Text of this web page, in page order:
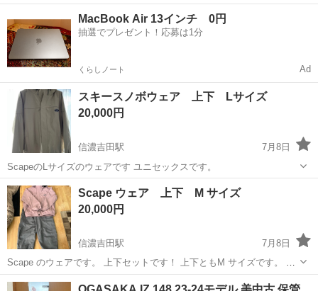
で、使いかけなどです。 別に出品している、ボード、ビンディング、
ブーツのいづれかと一緒に購入して頂ければ、こちらのセットは無料
でプレゼントします。 千曲市のコ...
スノーボード セット
MacBook Air 13インチ 0円
抽選でプレゼント！応募は1分
くらしノート Ad
スキースノボウェア 上下 Lサイズ
20,000円
信濃吉田駅
7月8日
ScapeのLサイズのウェアです ユニセックスです。
長野 長野市 信濃吉田駅 スノーボード
Scape ウェア 上下 M サイズ
20,000円
信濃吉田駅
7月8日
Scape のウェアです。 上下セットです！ 上下ともM サイズです。 よ
ろしくお願いします。
長野 長野市